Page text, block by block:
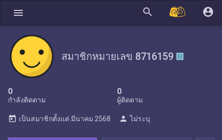
menu search account_circle
สมาชิกหมายเลข 8716159
0
กำลังติดตาม
0
ผู้ติดตาม
today เป็นสมาชิกตั้งแต่ มีนาคม 2568 person ไม่ระบุ